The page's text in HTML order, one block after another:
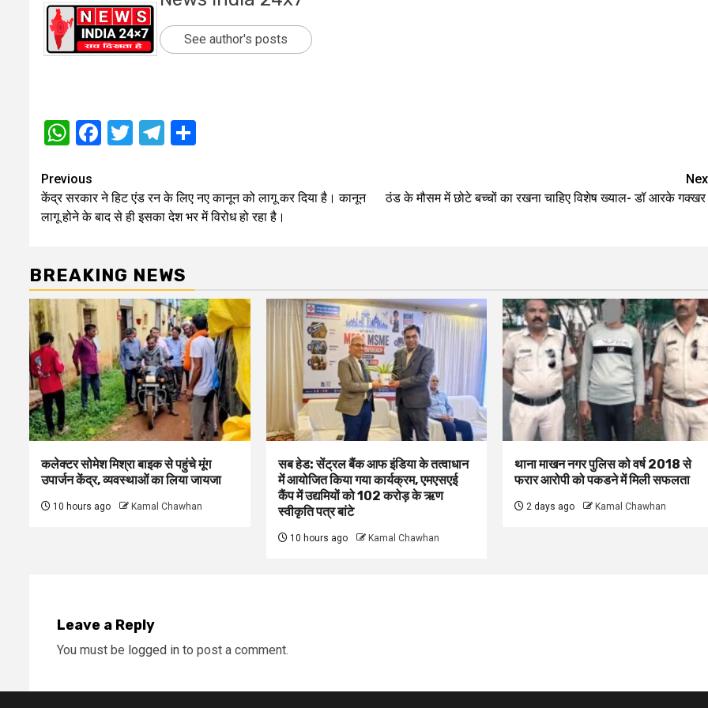
See author's posts
WhatsApp
Facebook
TwitterTelegram
Post
navigation
Previous
केंद्र सरकार ने हिट एंड रन के लिए नए कानून को लागू कर दिया है। कानून
लागू होने के बाद से ही इसका देश भर में विरोध हो रहा है।
ठंड के मौसम में छोटे बच्चों का रखना चाहिए विशेष ख्याल- डॉ आरके
BREAKING NEWS
कलेक्टर सोमेश मिश्रा बाइक से पहुंचे मूंग
उपार्जन केंद्र, व्यवस्थाओं का लिया जायजा
10 hours ago Kamal Chawhan
सब हेड: सेंट्रल बैंक आफ इंडिया के तत्वाधान
में आयोजित किया गया कार्यक्रम, एमएसएई
कैंप में उद्यमियों को 102 करोड़ के ऋण
स्वीकृति पत्र बांटे
10 hours ago Kamal Chawhan
थाना माखन नगर पुलिस को वर्ष 2018 से
फरार आरोपी को पकडने में मिली सफलता
2 days ago Kamal Chawhan
Leave a Reply
You must be logged in to post a comment.